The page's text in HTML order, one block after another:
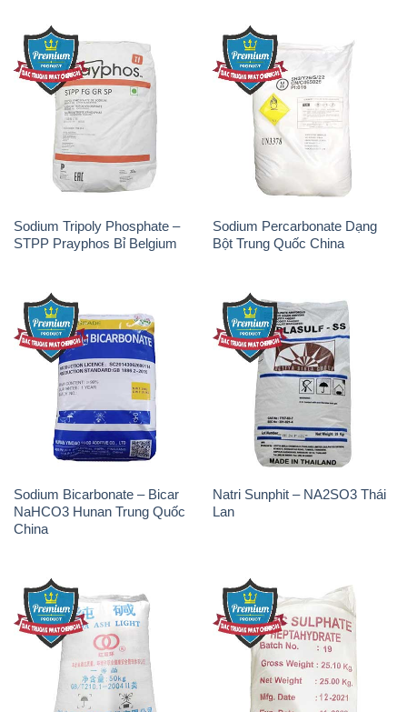
Sodium Tripoly Phosphate –
STPP Prayphos Bỉ Belgium
Sodium Percarbonate Dạng
Bột Trung Quốc China
Sodium Bicarbonate – Bicar
NaHCO3 Hunan Trung Quốc
Natri Sunphit – NA2SO3 Thái
Soda Ash Light – NA2CO3 2
Vòng Tròn Hubei Shuanghuan
Trung Quốc China
Kẽm Sunfat – ZNSO4.7H2O
Ấn Độ India